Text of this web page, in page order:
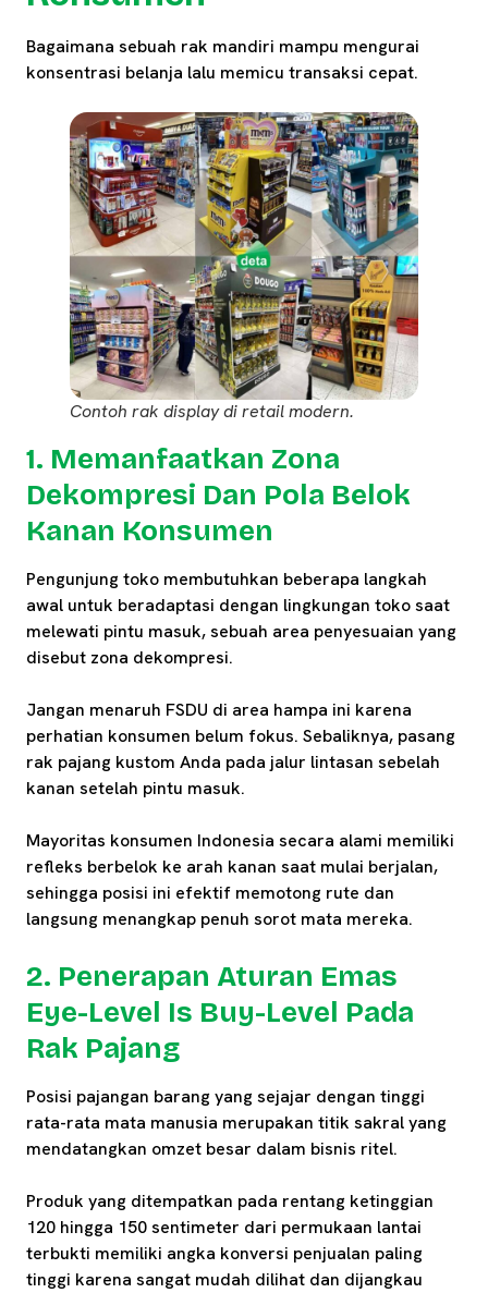
Bagaimana sebuah rak mandiri mampu mengurai
konsentrasi belanja lalu memicu transaksi cepat.
Contoh rak display di retail modern.
1. Memanfaatkan Zona
Dekompresi Dan Pola Belok
Kanan Konsumen
Pengunjung toko membutuhkan beberapa langkah
awal untuk beradaptasi dengan lingkungan toko saat
melewati pintu masuk, sebuah area penyesuaian yang
disebut zona dekompresi.
Jangan menaruh FSDU di area hampa ini karena
perhatian konsumen belum fokus. Sebaliknya, pasang
rak pajang kustom Anda pada jalur lintasan sebelah
kanan setelah pintu masuk.
Mayoritas konsumen Indonesia secara alami memiliki
refleks berbelok ke arah kanan saat mulai berjalan,
sehingga posisi ini efektif memotong rute dan
langsung menangkap penuh sorot mata mereka.
2. Penerapan Aturan Emas
Eye-Level Is Buy-Level Pada
Rak Pajang
Posisi pajangan barang yang sejajar dengan tinggi
rata-rata mata manusia merupakan titik sakral yang
mendatangkan omzet besar dalam bisnis ritel.
Produk yang ditempatkan pada rentang ketinggian
120 hingga 150 sentimeter dari permukaan lantai
terbukti memiliki angka konversi penjualan paling
tinggi karena sangat mudah dilihat dan dijangkau